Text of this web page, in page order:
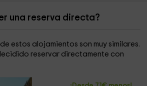
una reserva directa?
estos alojamientos son muy similares.
reservar directamente con